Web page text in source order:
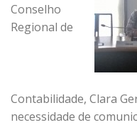
Conselho
Regional de
Contabilidade, Clara
necessidade de